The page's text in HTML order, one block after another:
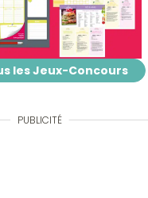
les Jeux-Concours
PUBLICITÉ